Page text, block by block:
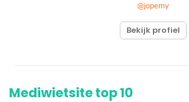
@jopemy
Bekijk profiel
Mediwietsite top 10